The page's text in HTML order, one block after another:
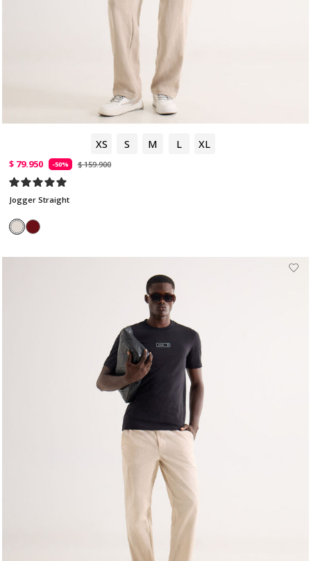
XS S M L XL
$ 79.950 -50% $ 159.900
Jogger Straight